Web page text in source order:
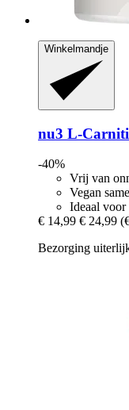
Winkelmandje
nu3 L-​
-40%
Vrij van
Vegan
Ideaal
€ 14,99 € 24,99
Bezorging